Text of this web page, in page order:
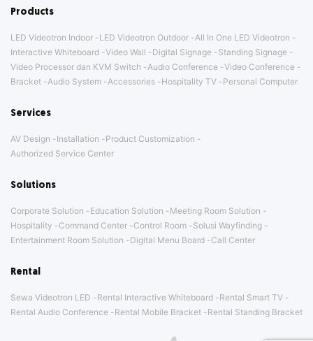
Products
LED Videotron Indoor LED Videotron Outdoor
All In One LED Videotron
Interactive Whiteboard Video Wall Digital Signage
Standing Signage
Video Processor dan KVM Switch
Audio Conference Video Conference
Bracket
Audio System Accessories Hospitality TV Personal Computer
Services
AV Design Installation
Product Customization
Authorized Service Center
Solutions
Corporate Solution Education Solution
Meeting Room Solution
Hospitality
Command Center Control Room
Solusi Wayfinding
Entertainment Room Solution
Digital Menu Board Call Center
Rental
Sewa Videotron LED Rental Interactive Whiteboard
Rental Smart TV
Rental Audio Conference
Rental Mobile Bracket Rental Standing Bracket